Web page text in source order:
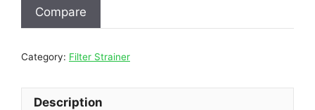
Compare
Category: Filter Strainer
Description